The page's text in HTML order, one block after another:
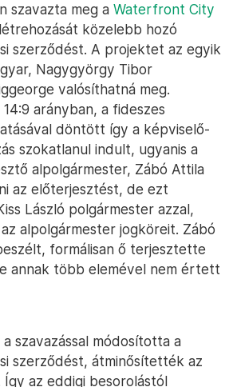
szavazta meg a Waterfront City
közelebb hozó
szerződést. A projektet az egyik
Nagygyörgy Tibor
valósíthatná meg.
arányban, a fideszes
döntött így a képviselő-
szokatlanul indult, ugyanis a
alpolgármester, Zábó Attila
az előterjesztést, de ezt
László polgármester azzal,
alpolgármester jogköreit. Zábó
formálisan ő terjesztette
annak több elemével nem értett
szavazással módosította a
szerződést, átminősítették az
az eddigi besorolástól